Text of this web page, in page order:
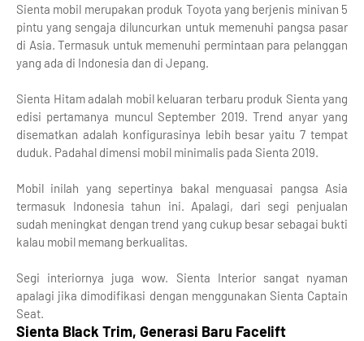
Sienta mobil merupakan produk Toyota yang berjenis minivan 5
pintu yang sengaja diluncurkan untuk memenuhi pangsa pasar
di Asia. Termasuk untuk memenuhi permintaan para pelanggan
yang ada di Indonesia dan di Jepang.
Sienta Hitam adalah mobil keluaran terbaru produk Sienta yang
edisi pertamanya muncul September 2019. Trend anyar yang
disematkan adalah konfigurasinya lebih besar yaitu 7 tempat
duduk. Padahal dimensi mobil minimalis pada Sienta 2019.
Mobil inilah yang sepertinya bakal menguasai pangsa Asia
termasuk Indonesia tahun ini. Apalagi, dari segi penjualan
sudah meningkat dengan trend yang cukup besar sebagai bukti
kalau mobil memang berkualitas.
Segi interiornya juga wow. Sienta Interior sangat nyaman
apalagi jika dimodifikasi dengan menggunakan Sienta Captain
Seat.
Sienta Black Trim, Generasi Baru Facelift